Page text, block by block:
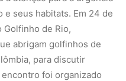
seus habitats. Em 24 de
de Rio,
abrigam golfinhos de
para discutir
foi organizado